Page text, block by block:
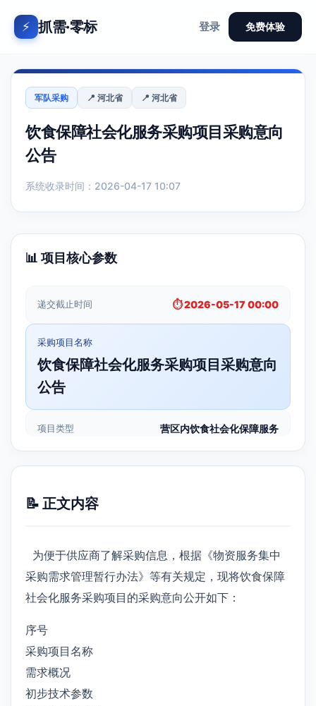
⚡ 抓需·零标 登录 免费体验
军队采购 📍 河北省 📍 河北省
饮食保障社会化服务采购项目采购意向
公告
系统收录时间：2026-04-17 10:07
📊 项目核心参数
递交截止时间 ⏱️ 2026-05-17 00:00
采购项目名称
饮食保障社会化服务采购项目采购意向
公告
项目类型 营区内饮食社会化保障服务
📝 正文内容
为便于供应商了解采购信息，根据《物资服务集中
采购需求管理暂行办法》等有关规定，现将饮食保障
社会化服务采购项目的采购意向公开如下：
序号
采购项目名称
需求概况
初步技术参数